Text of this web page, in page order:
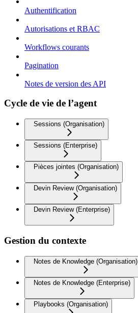
Authentification
Autorisations et RBAC
Workflows courants
Pagination
Notes de version des API
Cycle de vie de l’agent
Sessions (Organisation)
Sessions (Enterprise)
Pièces jointes (Organisation)
Devin Review (Organisation)
Devin Review (Enterprise)
Gestion du contexte
Notes de Knowledge (Organisation)
Notes de Knowledge (Enterprise)
Playbooks (Organisation)